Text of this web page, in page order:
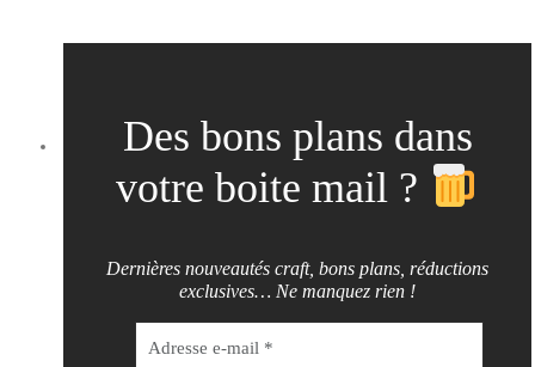
Des bons plans dans
votre boite mail ?
Dernières nouveautés craft, bons plans, réductions
exclusives… Ne manquez rien !